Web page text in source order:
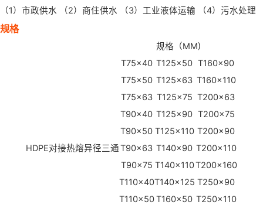
（1）市政供水 （2）商住供水 （3）工业液体运输 （4）污水处理
规格
HDPE对接热熔异径三通
规格（MM)
T75×40 T125×50 T160×90
T75×50 T125×63 T160×110
T75×63 T125×75 T200×63
T90×40 T125×90 T200×75
T90×50 T125×110 T200×90
T90×63 T140×90 T200×110
T90×75 T140×110T200×160
T110×40T140×125 T250×90
T110×50T160×50 T250×110